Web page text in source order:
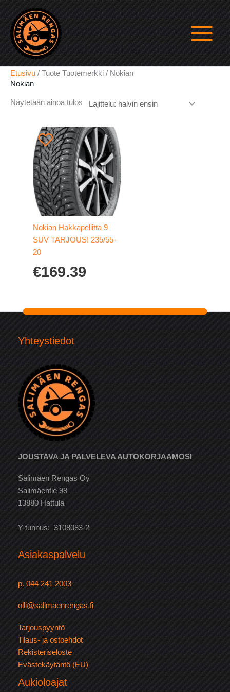
Siirry
sisältöön
Etusivu / Tuote Tuotemerkki / Nokian
Nokian
Näytetään ainoa tulos
Nokian Hakkapeliitta 9
SUV TARJOUS! 235/55-
20
€169.39
Yhteystiedot
JOUSTAVA JA PALVELEVA AUTOKORJAAMOSI
Salimäen Rengas Oy
Salimäentie 98
13880 Hattula
Y-tunnus: 3108083-2
Asiakaspalvelu
p. 044 241 2003
olli@salimaenrengas.fi
Tarjouspyyntö
Tilaus- ja ostoehdot
Rekisteriseloste
Evästekäytäntö (EU)
Aukioloajat